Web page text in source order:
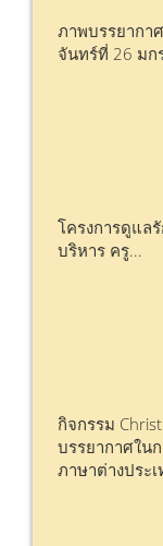
ภาพบรรยากา
จันทร์ที่ 26 มก
โครงการดูแล
บริหาร ครู...
กิจกรรม
บรรยากาศใน
ภาษาต่างประ